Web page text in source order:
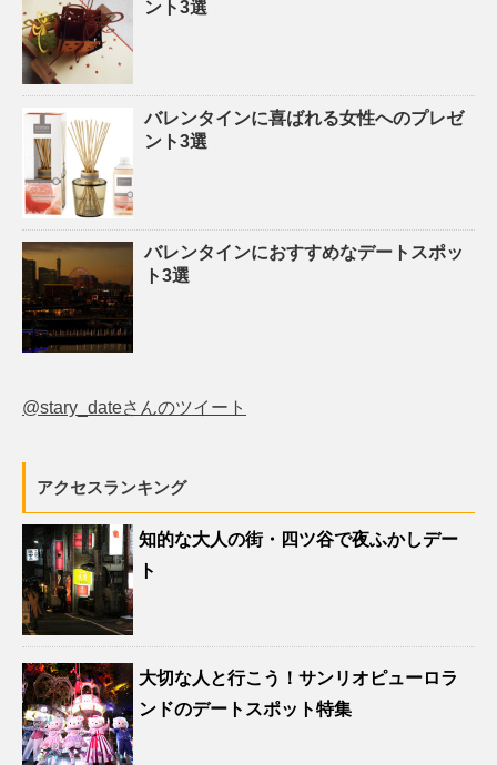
ント3選
バレンタインに喜ばれる女性へのプレゼ
ント3選
バレンタインにおすすめなデートスポッ
ト3選
@stary_dateさんのツイート
アクセスランキング
知的な大人の街・四ツ谷で夜ふかしデー
ト
大切な人と行こう！サンリオピューロラ
ンドのデートスポット特集